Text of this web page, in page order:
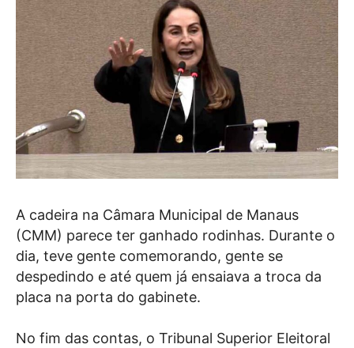
A cadeira na Câmara Municipal de Manaus
(CMM) parece ter ganhado rodinhas. Durante o
dia, teve gente comemorando, gente se
despedindo e até quem já ensaiava a troca da
placa na porta do gabinete.
No fim das contas, o Tribunal Superior Eleitoral